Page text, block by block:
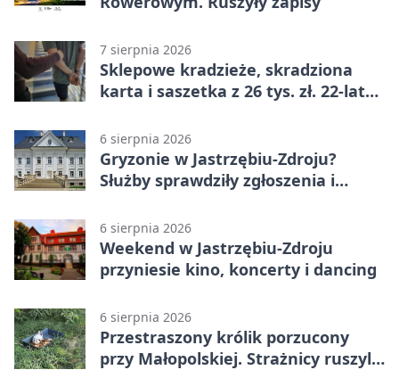
7 sierpnia 2026
Sklepowe kradzieże, skradziona
karta i saszetka z 26 tys. zł. 22-latek
6 sierpnia 2026
Gryzonie w Jastrzębiu-Zdroju?
Służby sprawdziły zgłoszenia i
6 sierpnia 2026
Weekend w Jastrzębiu-Zdroju
przyniesie kino, koncerty i dancing
6 sierpnia 2026
Przestraszony królik porzucony
przy Małopolskiej. Strażnicy ruszyli